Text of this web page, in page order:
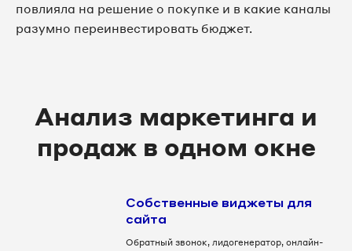
повлияла на решение о покупке и в какие каналы
разумно переинвестировать бюджет.
Анализ маркетинга и
продаж в одном окне
Собственные виджеты для
сайта
Обратный звонок, лидогенератор, онлайн-